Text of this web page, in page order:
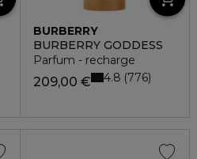
BURBERRY
BURBERRY GODDESS
Parfum - recharge
209,00 € 4.8 776